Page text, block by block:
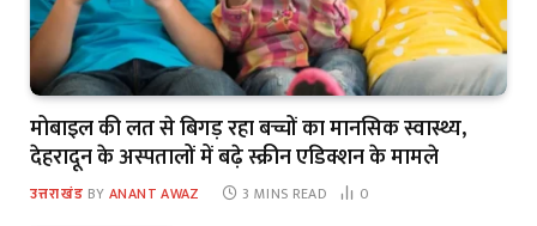
मोबाइल की लत से बिगड़ रहा बच्चों का मानसिक स्वास्थ्य,
देहरादून के अस्पतालों में बढ़े स्क्रीन एडिक्शन के मामले
उत्तराखंड BY ANANT AWAZ 3 MINS READ 0